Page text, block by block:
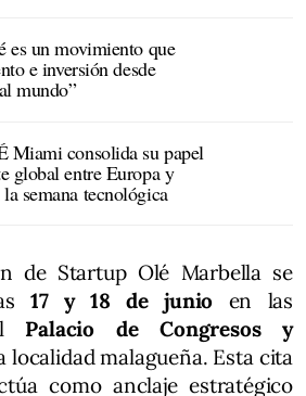
es un movimiento que
e inversión desde
mundo”
Miami consolida su papel
global entre Europa y
semana tecnológica
de Startup Olé Marbella se
17 y 18 de junio en las
Palacio de Congresos y
localidad malagueña. Esta cita
como anclaje estratégico